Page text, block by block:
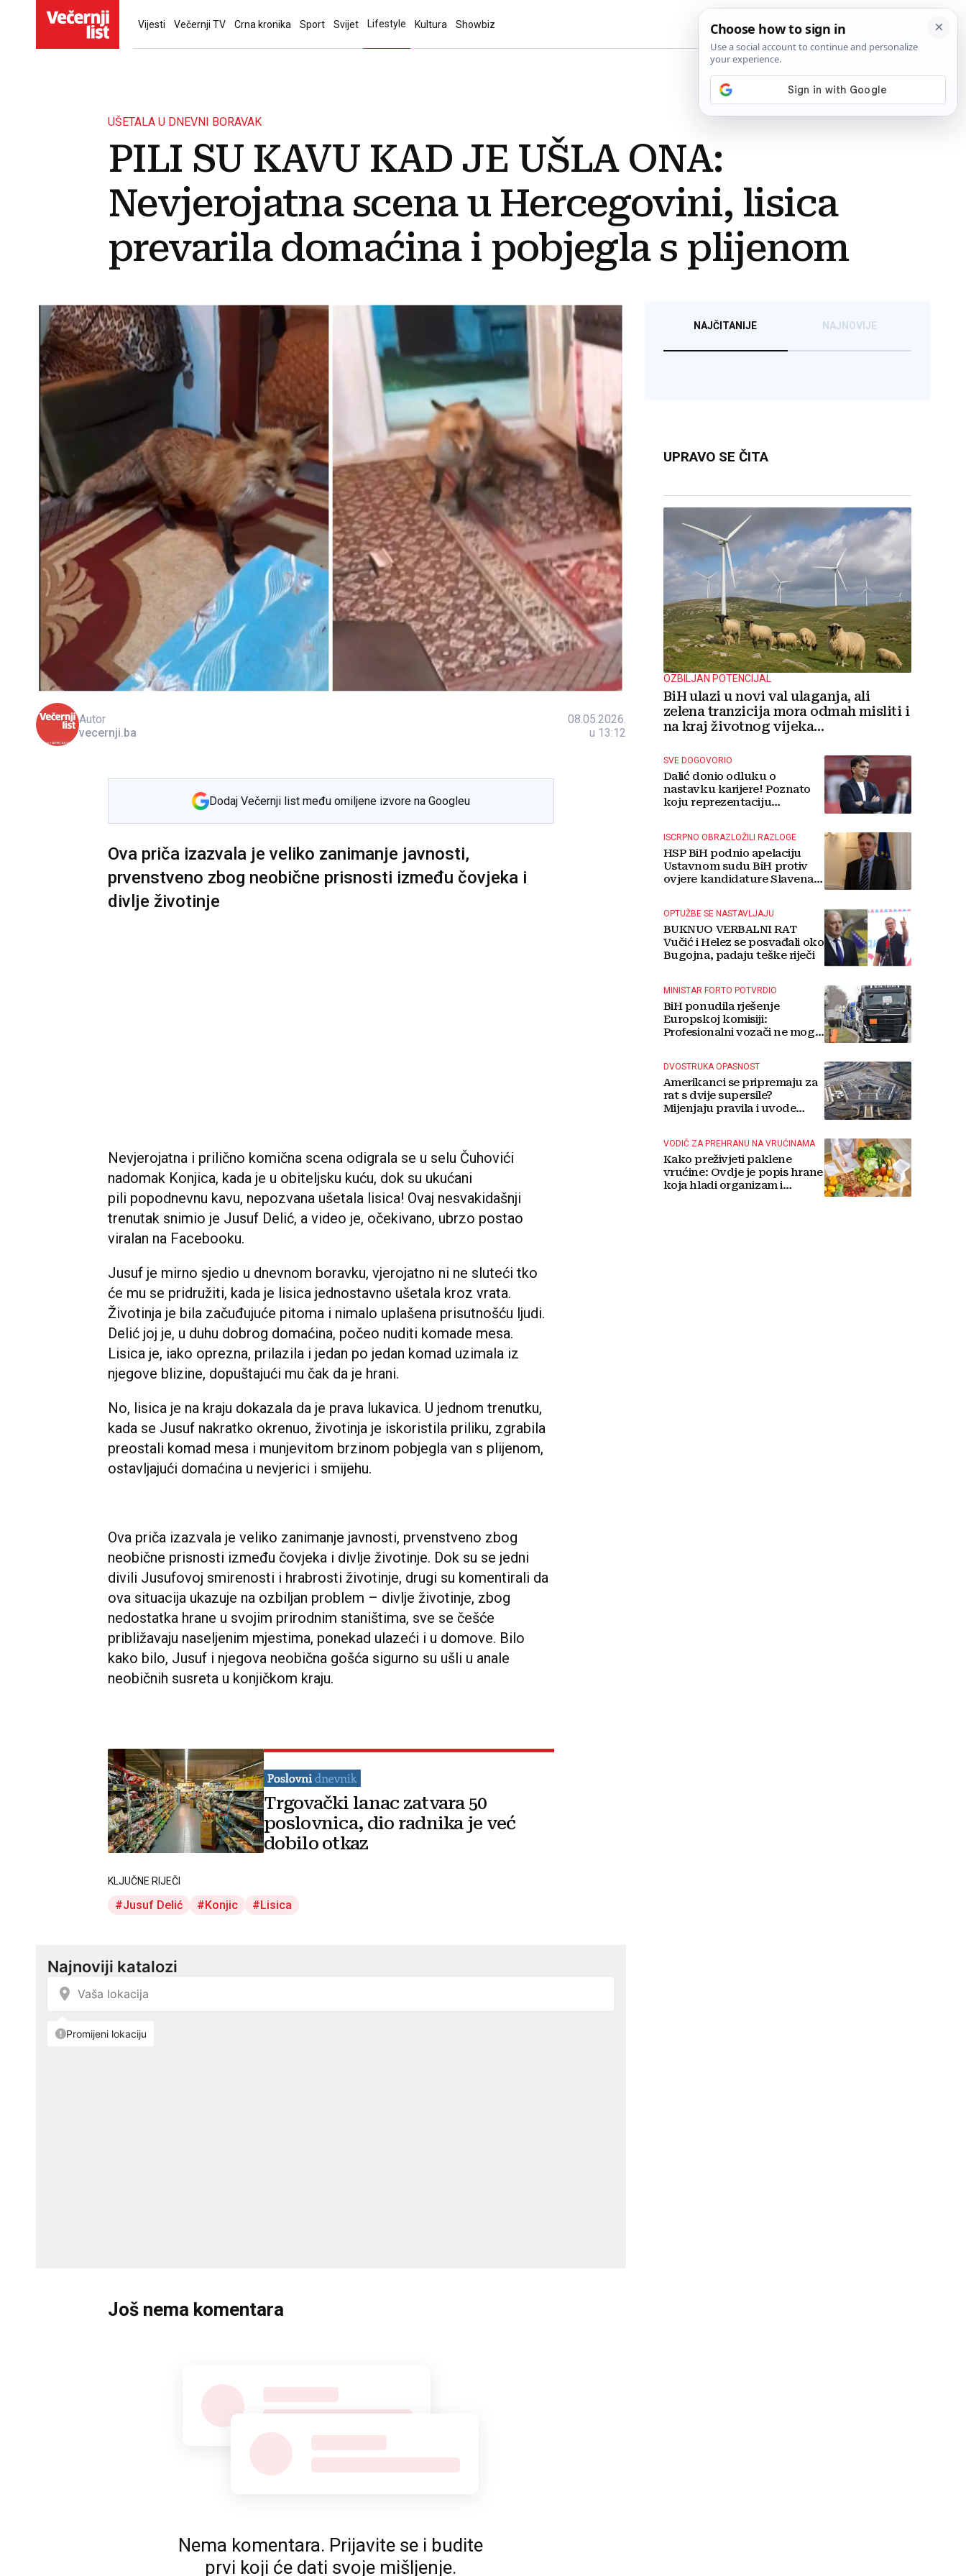
Vijesti Večernji TV Crna kronika Sport Svijet Lifestyle Kultura Showbiz
UŠETALA U DNEVNI BORAVAK
PILI SU KAVU KAD JE UŠLA ONA:
Nevjerojatna scena u Hercegovini, lisica
prevarila domaćina i pobjegla s plijenom
Autor
vecernji.ba
08.05.2026.
u 13:12
Dodaj Večernji list među omiljene izvore na Googleu
Ova priča izazvala je veliko zanimanje javnosti,
prvenstveno zbog neobične prisnosti između čovjeka i
divlje životinje
Nevjerojatna i prilično komična scena odigrala se u selu Čuhovići
nadomak Konjica, kada je u obiteljsku kuću, dok su ukućani
pili popodnevnu kavu, nepozvana ušetala lisica! Ovaj nesvakidašnji
trenutak snimio je Jusuf Delić, a video je, očekivano, ubrzo postao
viralan na Facebooku.
Jusuf je mirno sjedio u dnevnom boravku, vjerojatno ni ne sluteći tko
će mu se pridružiti, kada je lisica jednostavno ušetala kroz vrata.
Životinja je bila začuđujuće pitoma i nimalo uplašena prisutnošću ljudi.
Delić joj je, u duhu dobrog domaćina, počeo nuditi komade mesa.
Lisica je, iako oprezna, prilazila i jedan po jedan komad uzimala iz
njegove blizine, dopuštajući mu čak da je hrani.
No, lisica je na kraju dokazala da je prava lukavica. U jednom trenutku,
kada se Jusuf nakratko okrenuo, životinja je iskoristila priliku, zgrabila
preostali komad mesa i munjevitom brzinom pobjegla van s plijenom,
ostavljajući domaćina u nevjerici i smijehu.
Ova priča izazvala je veliko zanimanje javnosti, prvenstveno zbog
neobične prisnosti između čovjeka i divlje životinje. Dok su se jedni
divili Jusufovoj smirenosti i hrabrosti životinje, drugi su komentirali da
ova situacija ukazuje na ozbiljan problem – divlje životinje, zbog
nedostatka hrane u svojim prirodnim staništima, sve se češće
približavaju naseljenim mjestima, ponekad ulazeći i u domove. Bilo
kako bilo, Jusuf i njegova neobična gošća sigurno su ušli u anale
neobičnih susreta u konjičkom kraju.
Trgovački lanac zatvara 50
poslovnica, dio radnika je već
dobilo otkaz
KLJUČNE RIJEČI
Jusuf Delić Konjic Lisica
Još nema komentara
Nema komentara. Prijavite se i budite
prvi koji će dati svoje mišljenje.
NAJČITANIJE NAJNOVIJE
UPRAVO SE ČITA
OZBILJAN POTENCIJAL
BiH ulazi u novi val ulaganja, ali
zelena tranzicija mora odmah misliti i
na kraj životnog vijeka
SVE DOGOVORIO
Dalić donio odluku o
nastavku karijere! Poznato
koju reprezentaciju
ISCRPNO OBRAZLOŽILI RAZLOGE
HSP BiH podnio apelaciju
Ustavnom sudu BiH protiv
ovjere kandidature Slavena
OPTUŽBE SE NASTAVLJAJU
BUKNUO VERBALNI RAT
Vučić i Helez se posvađali oko
Bugojna, padaju teške riječi
MINISTAR FORTO POTVRDIO
BiH ponudila rješenje
Europskoj komisiji:
Profesionalni vozači ne mogu
DVOSTRUKA OPASNOST
Amerikanci se pripremaju za
rat s dvije supersile?
Mijenjaju pravila i uvode
VODIČ ZA PREHRANU NA VRUĆINAMA
Kako preživjeti paklene
vrućine: Ovdje je popis hrane
koja hladi organizam i